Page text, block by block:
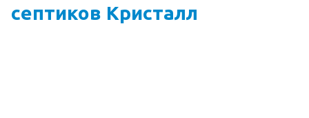
септиков Кристалл